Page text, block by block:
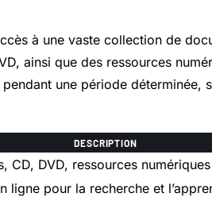
à une vaste collection de
ainsi que des ressources
une période déterminée,
DESCRIPTION
CD, DVD, ressources numériques
ligne pour la recherche et